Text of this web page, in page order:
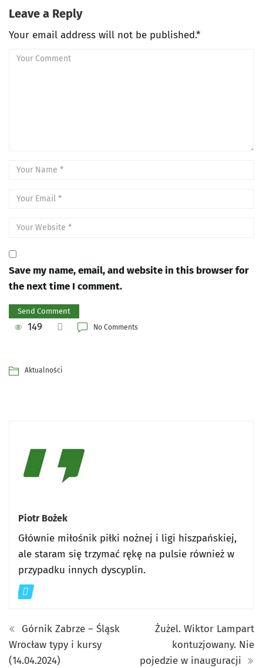
Leave a Reply
Your email address will not be published.*
Save my name, email, and website in this browser for
the next time I comment.
149 No Comments
Aktualności
Piotr Bożek
Głównie miłośnik piłki nożnej i ligi hiszpańskiej,
ale staram się trzymać rękę na pulsie również w
przypadku innych dyscyplin.
Górnik Zabrze – Śląsk
Wrocław typy i kursy
(14.04.2024)
Żużel. Wiktor Lampart
kontuzjowany. Nie
pojedzie w inauguracji